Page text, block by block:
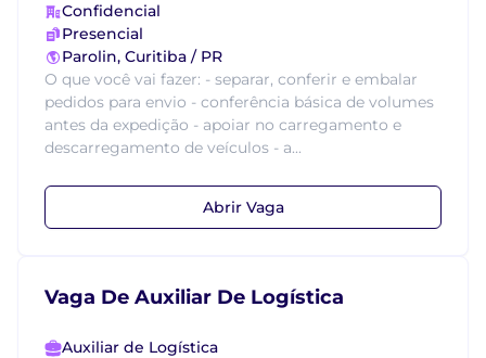
Confidencial
Presencial
Parolin, Curitiba / PR
O que você vai fazer: - separar, conferir e embalar
pedidos para envio - conferência básica de volumes
antes da expedição - apoiar no carregamento e
descarregamento de veículos - a...
Abrir Vaga
Vaga De Auxiliar De Logística
Auxiliar de Logística